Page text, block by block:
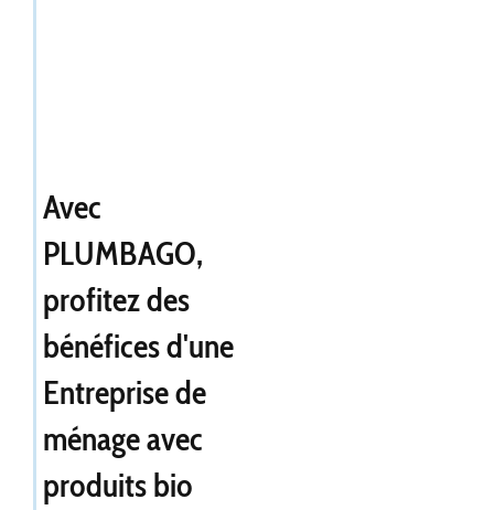
Avec
PLUMBAGO,
profitez des
bénéfices d'une
Entreprise de
ménage avec
produits bio